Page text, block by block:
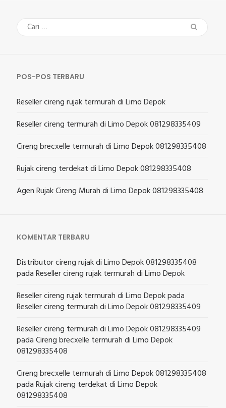
Cari
untuk:
POS-POS TERBARU
Reseller cireng rujak termurah di Limo Depok
Reseller cireng termurah di Limo Depok 081298335409
Cireng brecxelle termurah di Limo Depok 081298335408
Rujak cireng terdekat di Limo Depok 081298335408
Agen Rujak Cireng Murah di Limo Depok 081298335408
KOMENTAR TERBARU
Distributor cireng rujak di Limo Depok 081298335408
padaReseller cireng rujak termurah di Limo Depok
Reseller cireng rujak termurah di Limo Depokpada
Reseller cireng termurah di Limo Depok 081298335409
Reseller cireng termurah di Limo Depok 081298335409
padaCireng brecxelle termurah di Limo Depok
081298335408
Cireng brecxelle termurah di Limo Depok 081298335408
padaRujak cireng terdekat di Limo Depok
081298335408